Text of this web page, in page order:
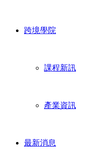
跨境學院
課程新訊
產業資訊
最新消息